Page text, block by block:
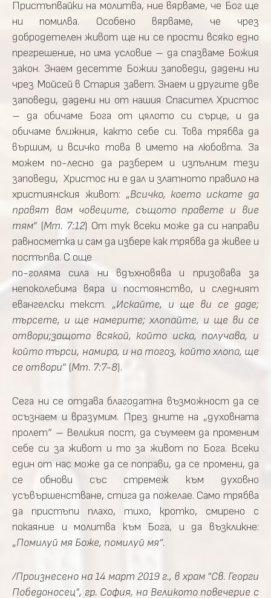
Пристъпвайки на молитва, ние вярваме, че Бог ще
ни помилва. Особено вярваме, че чрез
добродетелен живот ще ни се прости всяко едно
прегрешение, но има условие – да спазваме Божия
закон. Знаем десетте Божии заповеди, дадени ни
чрез Мойсей в Стария завет. Знаем и другите две
заповеди, дадени ни от нашия Спасител Христос
– да обичаме Бога от цялото си сърце, и да
обичаме ближния, както себе си. Това трябва да
вършим, и всичко това в името на любовта. За
можем по-лесно да разберем и изпълним тези
заповеди, Христос ни е дал и златното правило на
християнския живот: „Всичко, което искате да
правят вам човеците, същото правете и вие
тям“ (Мт. 7:12) От тук всеки може да си направи
равносметка и сам да избере как трябва да живее и
постъпва. С още
по-голяма сила ни вдъхновява и призовава за
непоколебима вяра и постоянство, и следният
евангелски текст. „Искайте, и ще ви се даде;
търсете, и ще намерите; хлопайте, и ще ви се
отвори;защото всякой, който иска, получава, и
който търси, намира, и на тогоз, който хлопа, ще
се отвори“ (Мт. 7:7-8).
Сега ни се отдава благодатна възможност да се
осъзнаем и вразумим. През дните на „духовната
пролет“ – Великия пост, да съумеем да променим
себе си за живот и то за живот по Бога. Всеки
един от нас може да се поправи, да се промени, да
се обнови със стремеж към духовно
усъвършенстване, стига да пожелае. Само трябва
да пристъпи плахо, тихо, кротко, смирено с
покаяние и молитва към Бога, и да възкликне:
„Помилуй мя Боже, помилуй мя“.
/Произнесено на 14 март 2019 г., в храм "Св. Георги
Победоносец", гр. София, на Великото повечерие с